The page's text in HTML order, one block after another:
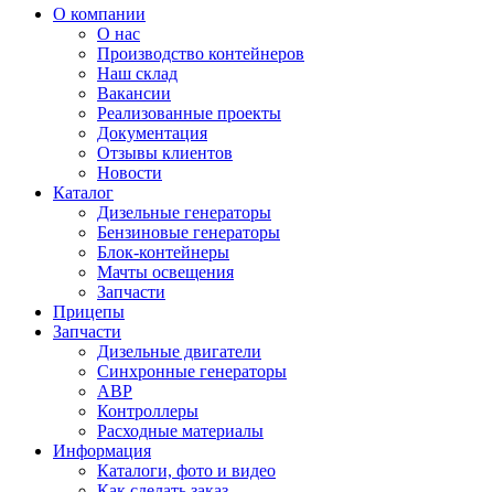
О компании
О нас
Производство контейнеров
Наш склад
Вакансии
Реализованные проекты
Документация
Отзывы клиентов
Новости
Каталог
Дизельные генераторы
Бензиновые генераторы
Блок-контейнеры
Мачты освещения
Запчасти
Прицепы
Запчасти
Дизельные двигатели
Синхронные генераторы
АВР
Контроллеры
Расходные материалы
Информация
Каталоги, фото и видео